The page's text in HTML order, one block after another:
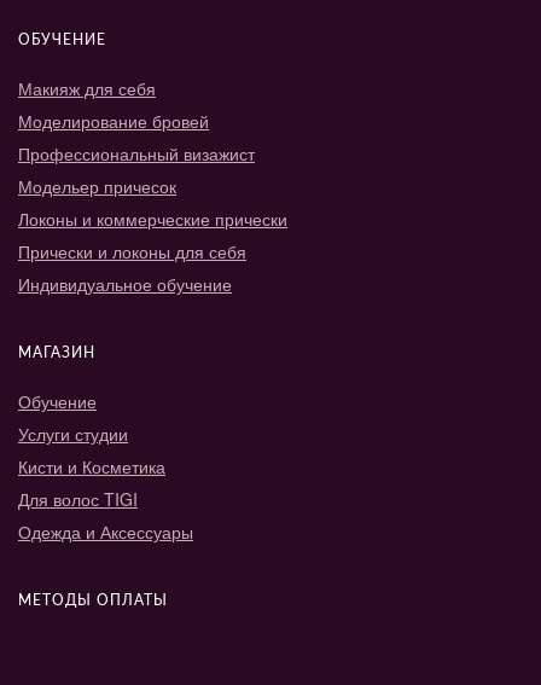
ОБУЧЕНИЕ
Макияж для себя
Моделирование бровей
Профессиональный визажист
Модельер причесок
Локоны и коммерческие прически
Прически и локоны для себя
Индивидуальное обучение
МАГАЗИН
Обучение
Услуги студии
Кисти и Косметика
Для волос TIGI
Одежда и Аксессуары
МЕТОДЫ ОПЛАТЫ